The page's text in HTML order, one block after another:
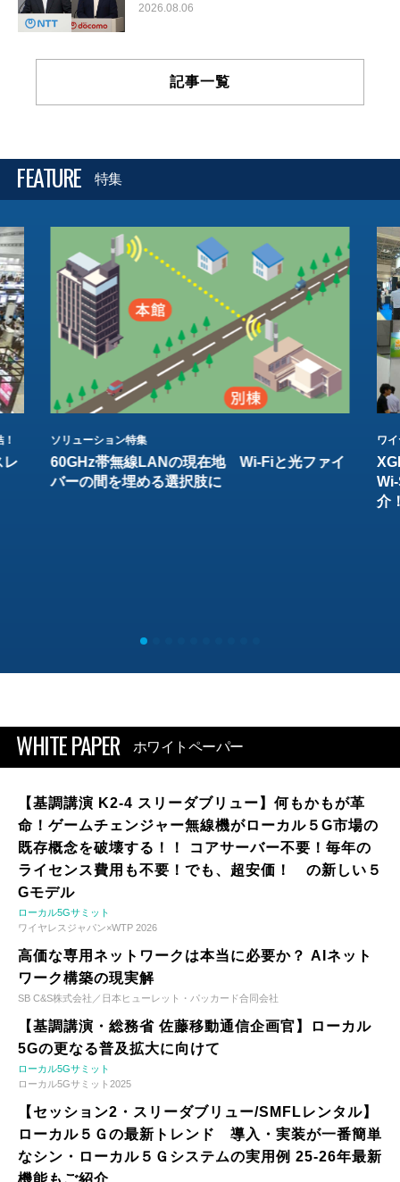
2026.08.06
記事一覧
FEATURE 特集
レ
ソリューション特集
60GHz帯無線LANの現在地 Wi-Fiと光ファイ
バーの間を埋める選択肢に
ワ
介
WHITE PAPER ホワイトペーパー
【基調講演 K2-4 スリーダブリュー】何もかもが革
命！ゲームチェンジャー無線機がローカル５G市場の
既存概念を破壊する！！ コアサーバー不要！毎年の
ライセンス費用も不要！でも、超安価！ の新しい５
Gモデル
ローカル5Gサミット
ワイヤレスジャパン×WTP 2026
高価な専用ネットワークは本当に必要か？ AIネット
ワーク構築の現実解
SB C&S株式会社／日本ヒューレット・パッカード合同会社
【基調講演・総務省 佐藤移動通信企画官】ローカル
5Gの更なる普及拡大に向けて
ローカル5Gサミット
ローカル5Gサミット2025
【セッション2・スリーダブリュー/SMFLレンタル】
ローカル５Ｇの最新トレンド 導入・実装が一番簡単
なシン・ローカル５Ｇシステムの実用例 25-26年最新
機能もご紹介